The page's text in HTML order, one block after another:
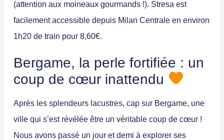
(attention aux moineaux gourmands !). Stresa est
facilement accessible depuis Milan Centrale en environ
1h20 de train pour 8,60€.
Bergame, la perle fortifiée : un
coup de cœur inattendu
Après les splendeurs lacustres, cap sur Bergame, une
ville qui s’est révélée être un véritable coup de cœur !
Nous avons passé un jour et demi à explorer ses